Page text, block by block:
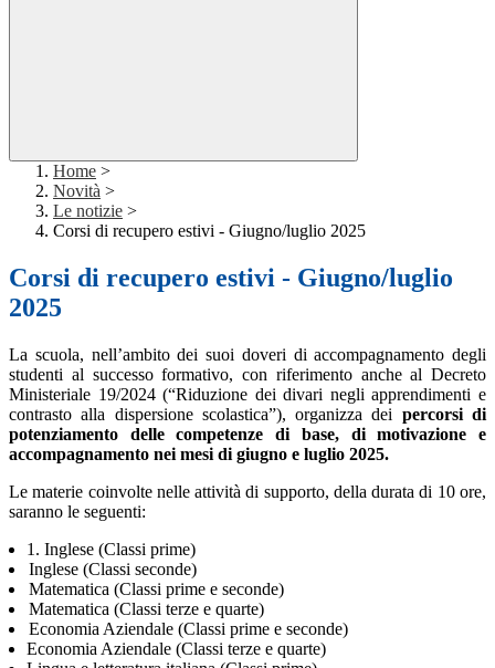
Home >
Novità >
Le notizie >
Corsi di recupero estivi - Giugno/luglio 2025
Corsi di recupero estivi - Giugno/luglio
2025
La scuola, nell’ambito dei suoi doveri di accompagnamento degli
studenti al successo formativo, con riferimento anche al Decreto
Ministeriale 19/2024 (“Riduzione dei divari negli apprendimenti e
contrasto alla dispersione scolastica”), organizza dei percorsi di
potenziamento delle competenze di base, di motivazione e
accompagnamento nei mesi di giugno e luglio 2025.
Le materie coinvolte nelle attività di supporto, della durata di 10 ore,
saranno le seguenti:
1. Inglese (Classi prime)
Inglese (Classi seconde)
Matematica (Classi prime e seconde)
Matematica (Classi terze e quarte)
Economia Aziendale (Classi prime e seconde)
Economia Aziendale (Classi terze e quarte)